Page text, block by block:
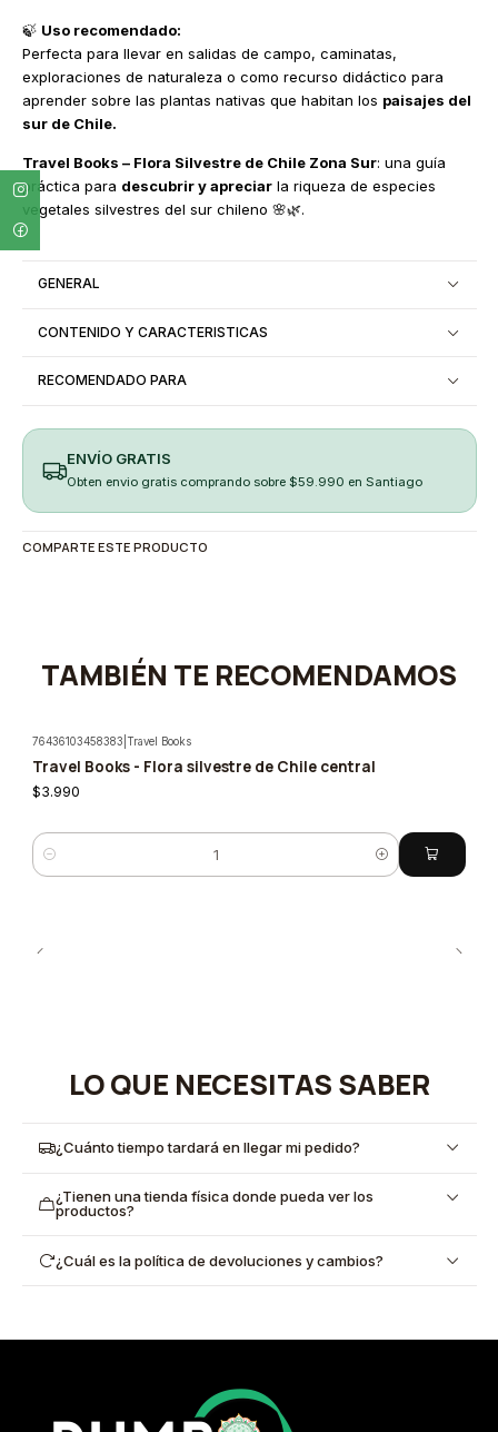
🍃 Uso recomendado:
Perfecta para llevar en salidas de campo, caminatas,
exploraciones de naturaleza o como recurso didáctico para
aprender sobre las plantas nativas que habitan los paisajes del
sur de Chile.
Travel Books – Flora Silvestre de Chile Zona Sur: una guía
práctica para descubrir y apreciarla riqueza de especies
vegetales silvestres del sur chileno 🌸🌿.
GENERAL
CONTENIDO Y CARACTERISTICAS
RECOMENDADO PARA
ENVÍO GRATIS
Obten envio gratis comprando sobre $59.990 en Santiago
COMPARTE ESTE PRODUCTO
TAMBIÉN TE RECOMENDAMOS
76436103458383 Travel Books
Travel Books - Flora silvestre de Chile central
$3.990
Cantidad
LO QUE NECESITAS SABER
¿Cuánto tiempo tardará en llegar mi pedido?
¿Tienen una tienda física donde pueda ver los
productos?
¿Cuál es la política de devoluciones y cambios?